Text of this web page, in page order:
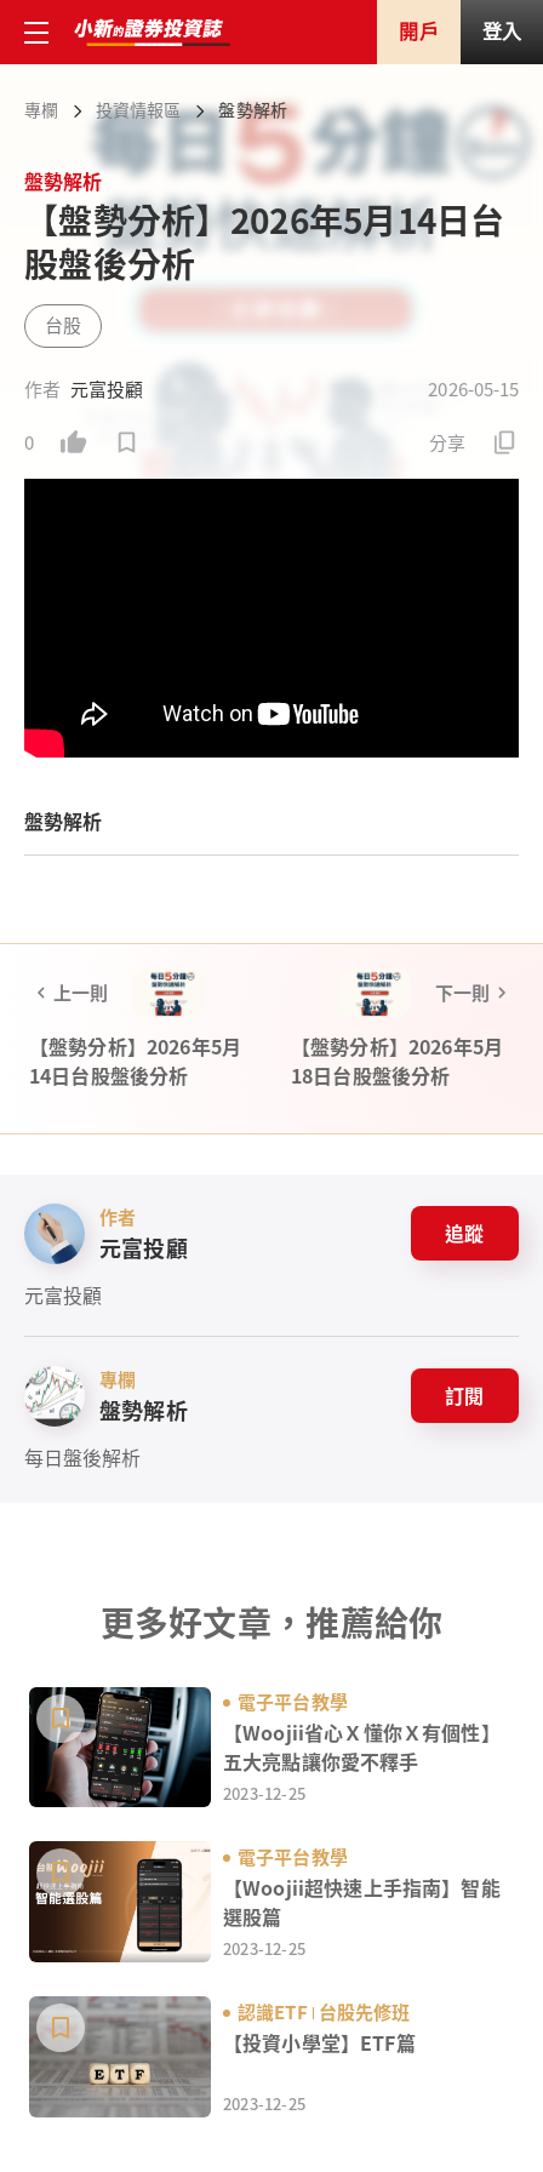
開戶 登入
專欄 投資情報區 盤勢解析
盤勢解析
【盤勢分析】2026年5月14日台
股盤後分析
台股
作者 元富投顧 2026-05-15
0 分享
盤勢解析
上一則
【盤勢分析】2026年5月
14日台股盤後分析
下一則
【盤勢分析】2026年5月
18日台股盤後分析
作者
元富投顧 追蹤
元富投顧
專欄
盤勢解析 訂閱
每日盤後解析
更多好文章，推薦給你
電子平台教學
【Woojii省心Ｘ懂你Ｘ有個性】
五大亮點讓你愛不釋手
2023-12-25
電子平台教學
【Woojii超快速上手指南】智能
選股篇
2023-12-25
認識ETF 台股先修班
【投資小學堂】ETF篇
2023-12-25